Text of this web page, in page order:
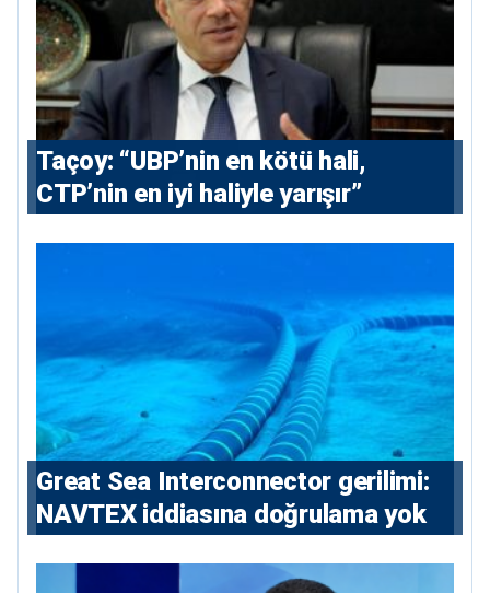
Taçoy: “UBP’nin en kötü hali,
CTP’nin en iyi haliyle yarışır”
Great Sea Interconnector gerilimi:
NAVTEX iddiasına doğrulama yok